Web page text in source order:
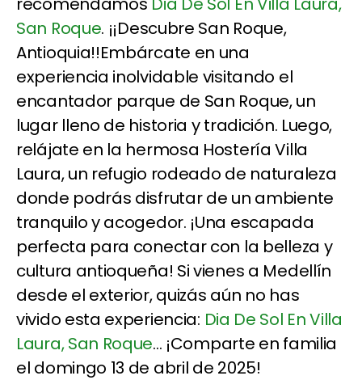
San Roque. ¡¡Descubre San Roque,
Antioquia!!Embárcate en una
experiencia inolvidable visitando el
encantador parque de San Roque, un
lugar lleno de historia y tradición. Luego,
relájate en la hermosa Hostería Villa
Laura, un refugio rodeado de naturaleza
donde podrás disfrutar de un ambiente
tranquilo y acogedor. ¡Una escapada
perfecta para conectar con la belleza y
cultura antioqueña! Si vienes a Medellín
desde el exterior, quizás aún no has
vivido esta experiencia: Dia De Sol En Villa
Laura, San Roque... ¡Comparte en familia
el domingo 13 de abril de 2025!